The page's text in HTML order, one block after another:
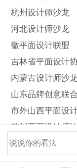
杭州设计师沙龙
河北设计师沙龙
徽平面设计联盟
吉林省平面设计
内蒙古设计师沙
山东品牌创意联
市外山西平面设
苏州平面设计师协
太仓平面设计联盟
新乡设计师协会